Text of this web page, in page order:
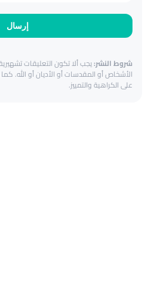
إرسال
شروط النشر:يجب ألا تكون التعليقات
الأشخاص أو المقدسات أو الأديان أو الله.
على الكراهية والتمييز.